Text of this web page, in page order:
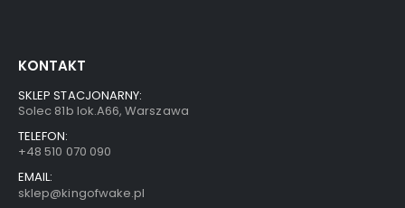
KONTAKT
SKLEP STACJONARNY:
Solec 81b lok.A66, Warszawa
TELEFON:
+48 510 070 090
EMAIL:
sklep@kingofwake.pl